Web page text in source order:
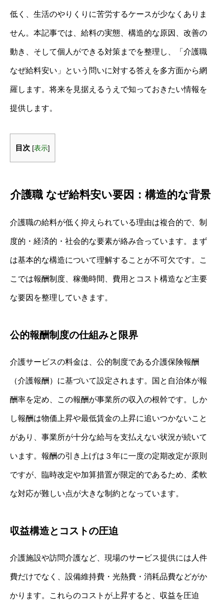
低く、生活のやりくりに苦労するケースが少なくありま
せん。本記事では、給料の実態、構造的な原因、改善の
動き、そして個人ができる対策までを整理し、「介護職
なぜ給料安い」という問いに対する答えを多方面から網
羅します。将来を見据えるうえで知っておきたい情報を
提供します。
目次 [表示]
介護職 なぜ給料安い要因：構造的な背景
介護職の給料が低く抑えられている理由は複合的で、制
度的・経済的・社会的な要素が絡み合っています。まず
は基本的な構造について理解することが不可欠です。こ
こでは報酬制度、稼働時間、費用とコスト構造など主要
な要因を整理していきます。
公的報酬制度の仕組みと限界
介護サービスの料金は、公的制度である介護保険報酬
（介護報酬）に基づいて設定されます。国と自治体が報
酬率を定め、この報酬が事業所の収入の根幹です。しか
し報酬は物価上昇や最低賃金の上昇に追いつかないこと
があり、事業所が十分な給与を支払えない状況が続いて
います。報酬の引き上げは３年に一度の定期改定が原則
ですが、臨時改定や加算措置が限定的であるため、柔軟
な対応が難しい点が大きな制約となっています。
収益構造とコストの圧迫
介護施設や訪問介護など、現場のサービス提供には人件
費だけでなく、設備維持費・光熱費・消耗品費などがか
かります。これらのコストが上昇すると、収益を圧迫